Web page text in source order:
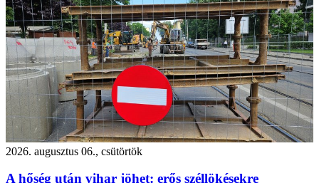
2026. augusztus 06., csütörtök
A hőség után vihar jöhet: erős széllökésekre